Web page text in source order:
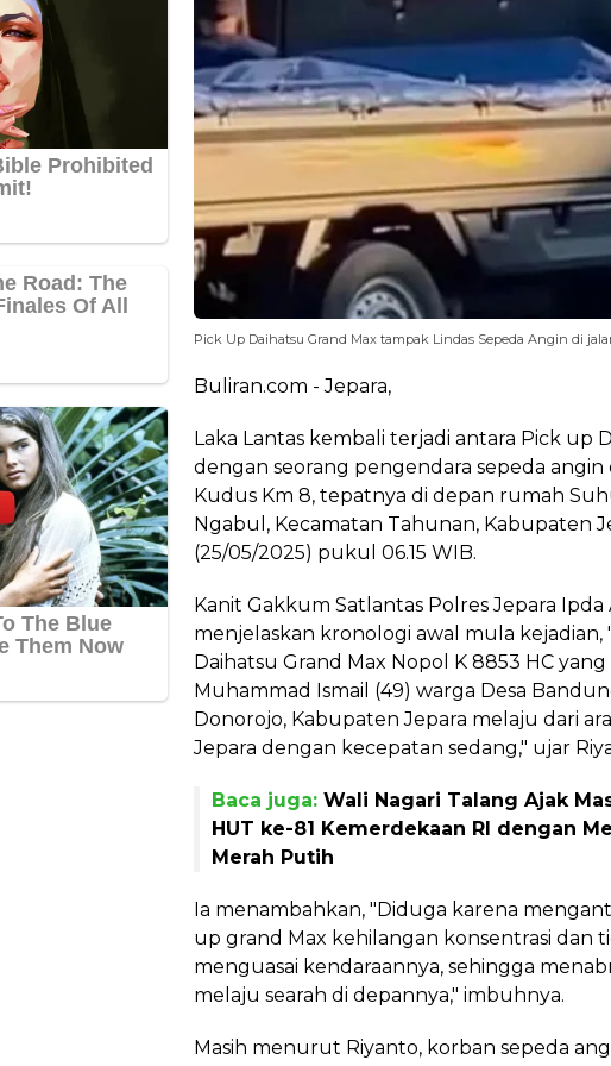
Pick Up Daihatsu Grand Max tampak Lindas Sepeda Angin di
Buliran.com - Jepara,
Laka Lantas kembali terjadi antara Pick up
dengan seorang pengendara sepeda angin
Kudus Km 8, tepatnya di depan rumah
Ngabul, Kecamatan Tahunan, Kabupaten
(25/05/2025) pukul 06.15 WIB.
Kanit Gakkum Satlantas Polres Jepara Ipda
menjelaskan kronologi awal mula kejadian,
Daihatsu Grand Max Nopol K 8853 HC
Muhammad Ismail (49) warga Desa
Donorojo, Kabupaten Jepara melaju dari
Jepara dengan kecepatan sedang," ujar
Baca juga: Wali Nagari Talang Ajak
HUT ke-81 Kemerdekaan RI dengan
Merah Putih
Ia menambahkan, "Diduga karena
up grand Max kehilangan konsentrasi dan
menguasai kendaraannya, sehingga
melaju searah di depannya," imbuhnya.
Masih menurut Riyanto, korban sepeda